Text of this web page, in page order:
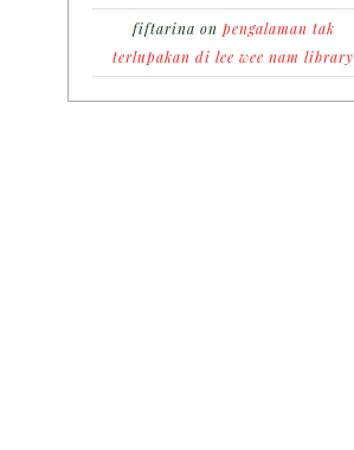
fiftarina on pengalaman tak
terlupakan di lee wee nam library